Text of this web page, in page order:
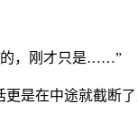
的，刚才只是……”
是在中途就截断